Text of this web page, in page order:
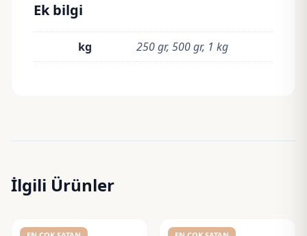
Ek bilgi
kg 250 gr, 500 gr, 1 kg
İlgili Ürünler